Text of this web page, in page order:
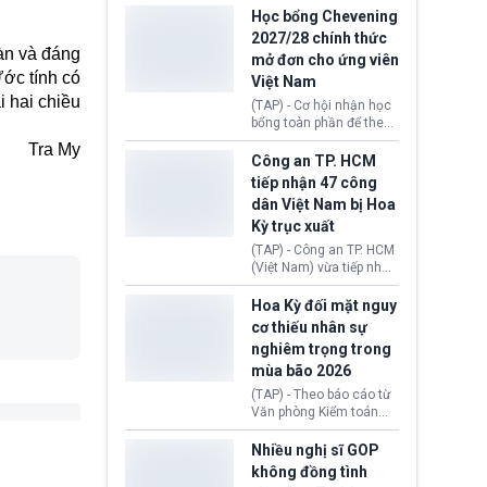
và đáng
tính có
hai chiều
Tra My
thi Thỏa thuận Rút khỏi
Liên minh châu Âu
(Withdrawal
Agreement).
Iran nhằm mở lại eo biển
Hormuz, mở đường cho
việc khôi phục hoạt
động hàng hải. Những
tín hiệu ngoại giao tích
cực này lập tức tác động
đến thị trường năng
lượng, kéo giá dầu thế
giới lùi sâu xuống dưới
mức 80 USD/thùng.
Học bổng Chevening
2027/28 chính thức
mở đơn cho ứng viên
Việt Nam
(TAP) - Cơ hội nhận học
bổng toàn phần để theo
học chương trình thạc sĩ
tại Vương quốc Anh đã
chính thức quay trở lại.
Học bổng Chevening
2027/28 của Chính phủ
Anh vừa mở cổng ứng
tuyển dành riêng ứng
viên Việt Nam, hỗ trợ
toàn bộ chi phí học tập
cùng nhiều quyền lợi
trong suốt một năm
học.
Công an TP. HCM
tiếp nhận 47 công
dân Việt Nam bị Hoa
Kỳ trục xuất
(TAP) - Công an TP. HCM
(Việt Nam) vừa tiếp nhận
47 công dân Việt Nam bị
Hoa Kỳ trục xuất về
nước. Đây là đợt có số
lượng lớn nhất từ đầu
năm 2026 đến nay, phản
ánh xu hướng gia tăng
các trường hợp trục
xuất.
Hoa Kỳ đối mặt nguy
cơ thiếu nhân sự
nghiêm trọng trong
mùa bão 2026
(TAP) - Theo báo cáo từ
Văn phòng Kiểm toán
Chính phủ (GAO), Cơ
quan Quản lý Khẩn cấp
Liên bang (FEMA) thuộc
Bộ An ninh Nội địa Hoa
Nhiều nghị sĩ GOP
không đồng tình